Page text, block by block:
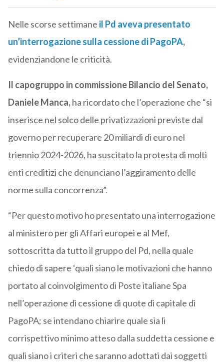
Nelle scorse settimane il Pd aveva presentato
un’interrogazione sulla cessione di PagoPA,
evidenziandone le criticità.
Il capogruppo in commissione Bilancio del Senato,
Daniele Manca,ha ricordato che l’operazione che “si
inserisce nel solco delle privatizzazioni previste dal
governo per recuperare 20 miliardi di euro nel
triennio 2024-2026, ha suscitato la protesta di molti
enti creditizi che denunciano l’aggiramento delle
norme sulla concorrenza”.
“Per questo motivo ho presentato una interrogazione
al ministero per gli Affari europei e al Mef,
sottoscritta da tutto il gruppo del Pd, nella quale
chiedo di sapere ‘quali siano le motivazioni che hanno
portato al coinvolgimento di Poste italiane Spa
nell’operazione di cessione di quote di capitale di
PagoPA; se intendano chiarire quale sia li
corrispettivo minimo atteso dalla suddetta cessione e
quali siano i criteri che saranno adottati dai soggetti